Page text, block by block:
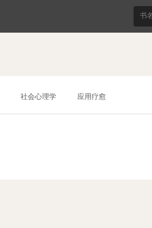
社会心理学 应用疗愈